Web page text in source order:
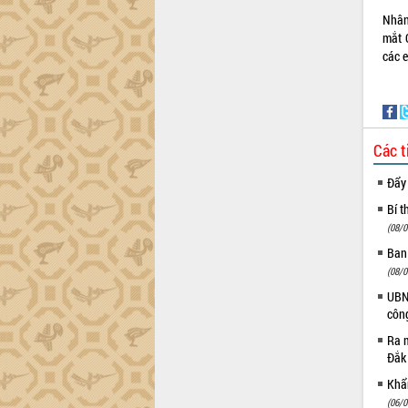
mắt
các
Các
Bí
(08/
(08/
Ra
Đắk
(06/